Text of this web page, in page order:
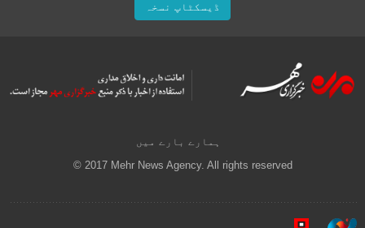
ڈیسکٹاپ نسخہ
ہمارے بارے میں
© 2017 Mehr News Agency. All rights reserved